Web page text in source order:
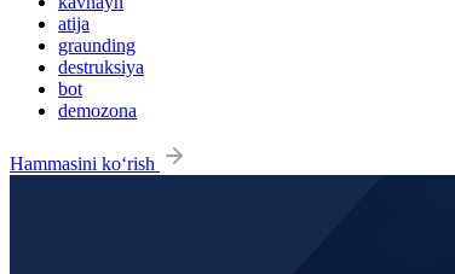
atija
graunding
destruksiya
bot
demozona
Hammasini ko‘rish